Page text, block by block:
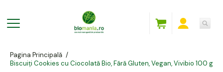
Pagina Principală /
Biscuiți Cookies cu Ciocolată Bio, Fără Gluten, Vegan, Vivibio 100 g